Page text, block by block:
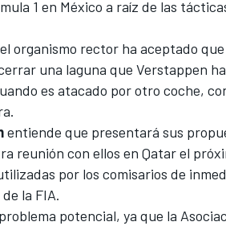
1 en México a raíz de las
organismo rector ha aceptado
una laguna que Verstappen
es atacado por otro coche,
entiende que presentará sus
reunión con ellos en Qatar el
por los comisarios de
la FIA.
potencial, ya que la